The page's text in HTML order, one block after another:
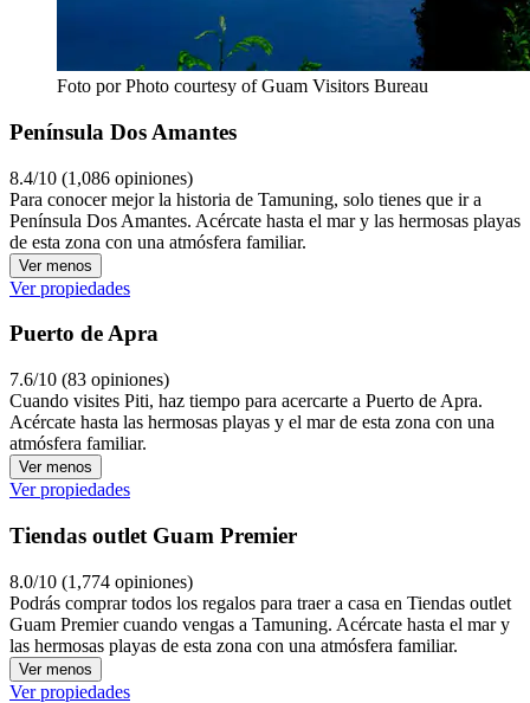
Foto por Photo courtesy of Guam Visitors Bureau
Península Dos Amantes
8.4/10 (1,086 opiniones)
Para conocer mejor la historia de Tamuning, solo tienes que ir a
Península Dos Amantes. Acércate hasta el mar y las hermosas playas
de esta zona con una atmósfera familiar.
Ver menos
Ver propiedades
Puerto de Apra
7.6/10 (83 opiniones)
Cuando visites Piti, haz tiempo para acercarte a Puerto de Apra.
Acércate hasta las hermosas playas y el mar de esta zona con una
atmósfera familiar.
Ver menos
Ver propiedades
Tiendas outlet Guam Premier
8.0/10 (1,774 opiniones)
Podrás comprar todos los regalos para traer a casa en Tiendas outlet
Guam Premier cuando vengas a Tamuning. Acércate hasta el mar y
las hermosas playas de esta zona con una atmósfera familiar.
Ver menos
Ver propiedades